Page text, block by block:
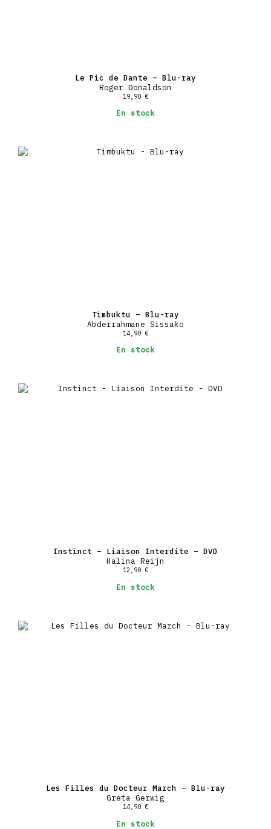
Le Pic de Dante – Blu-ray
Roger Donaldson
19,90 €
En stock
Timbuktu – Blu-ray
Abderrahmane Sissako
14,90 €
En stock
Instinct – Liaison Interdite – DVD
Halina Reijn
12,90 €
En stock
Les Filles du Docteur March – Blu-ray
Greta Gerwig
14,90 €
En stock